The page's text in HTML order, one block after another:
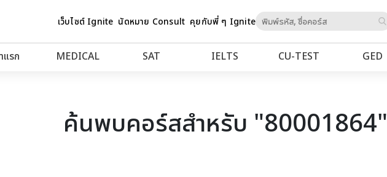
เว็บไซต์ Ignite นัดหมาย Consult คุยกับพี่ ๆ Igniteto
แรก MEDICAL SAT IELTS CU‑TEST GED
ค้นพบคอร์สสำหรับ "80001864"